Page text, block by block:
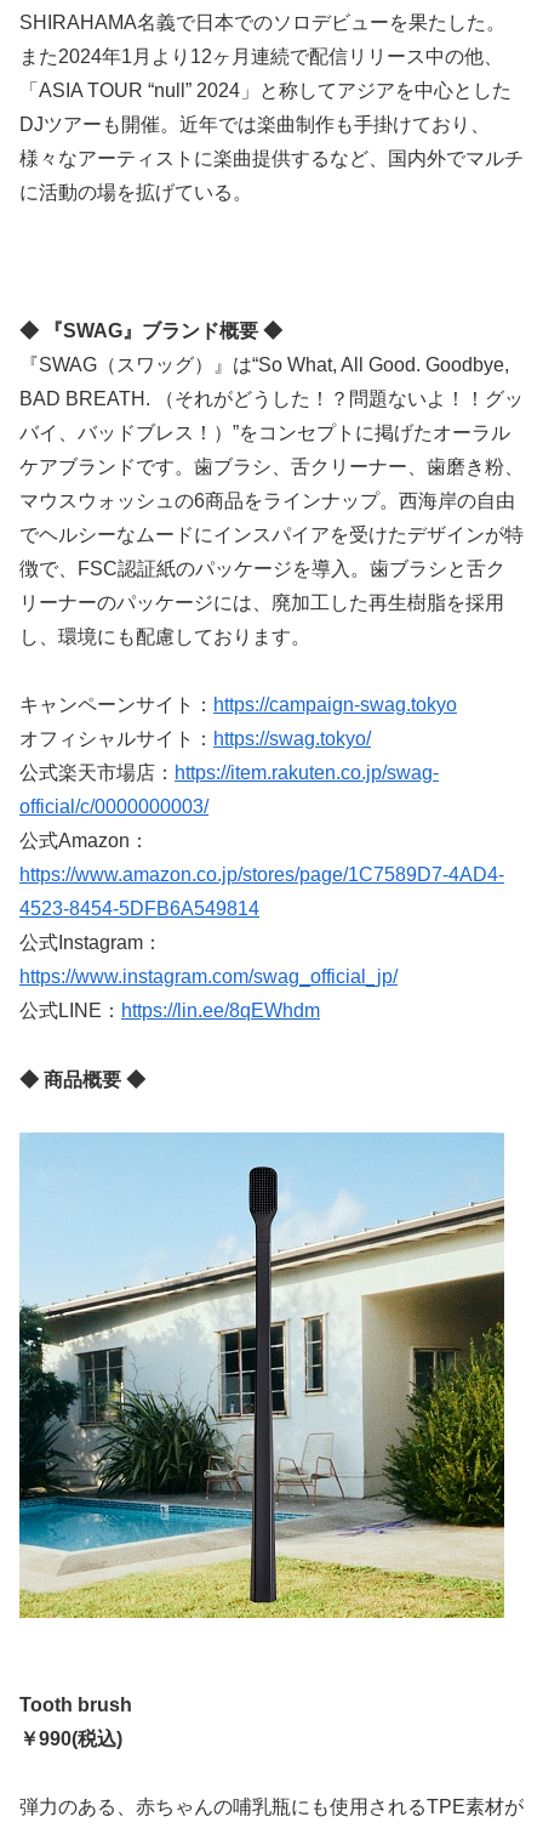
SHIRAHAMA名義で日本でのソロデビューを果たした。
また2024年1月より12ヶ月連続で配信リリース中の他、
「ASIA TOUR “null” 2024」と称してアジアを中心とした
DJツアーも開催。近年では楽曲制作も手掛けており、
様々なアーティストに楽曲提供するなど、国内外でマルチ
に活動の場を拡げている。
◆ 『SWAG』ブランド概要 ◆
『SWAG（スワッグ）』は“So What, All Good. Goodbye,
BAD BREATH. （それがどうした！？問題ないよ！！グッ
バイ、バッドブレス！）”をコンセプトに掲げたオーラル
ケアブランドです。歯ブラシ、舌クリーナー、歯磨き粉、
マウスウォッシュの6商品をラインナップ。西海岸の自由
でヘルシーなムードにインスパイアを受けたデザインが特
徴で、FSC認証紙のパッケージを導入。歯ブラシと舌ク
リーナーのパッケージには、廃加工した再生樹脂を採用
し、環境にも配慮しております。
キャンペーンサイト： https://campaign-swag.tokyo
オフィシャルサイト： https://swag.tokyo/
公式楽天市場店： https://item.rakuten.co.jp/swag-
official/c/0000000003/
公式Amazon：
https://www.amazon.co.jp/stores/page/1C7589D7-4AD4-
4523-8454-5DFB6A549814
公式Instagram：
https://www.instagram.com/swag_official_jp/
公式LINE： https://lin.ee/8qEWhdm
◆ 商品概要 ◆
Tooth brush
￥990(税込)
弾力のある、赤ちゃんの哺乳瓶にも使用されるTPE素材が